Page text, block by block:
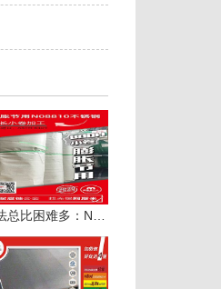
办法总比困难多：N08810 800H超长板缠卷交付